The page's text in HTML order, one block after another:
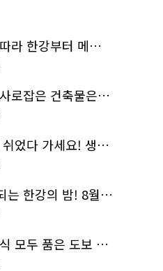
주황색 리본 따라 한강부터 메타세쿼이아 숲길까지…서울둘레길 15코스
나의 마음을 사로잡은 건축물은? '서울시 건축상' 수상작 공개!
더울 땐 잠시 쉬었다 가세요! 생수 냉장고부터 해피소·무더위쉼터까지
낮보다 기대되는 한강의 밤! 8월 한정 무료 '한강 밤핑' 예약은?
호수·예술·미식 모두 품은 도보 코스! 서울식물원~LG아트센터~마곡테라스거리